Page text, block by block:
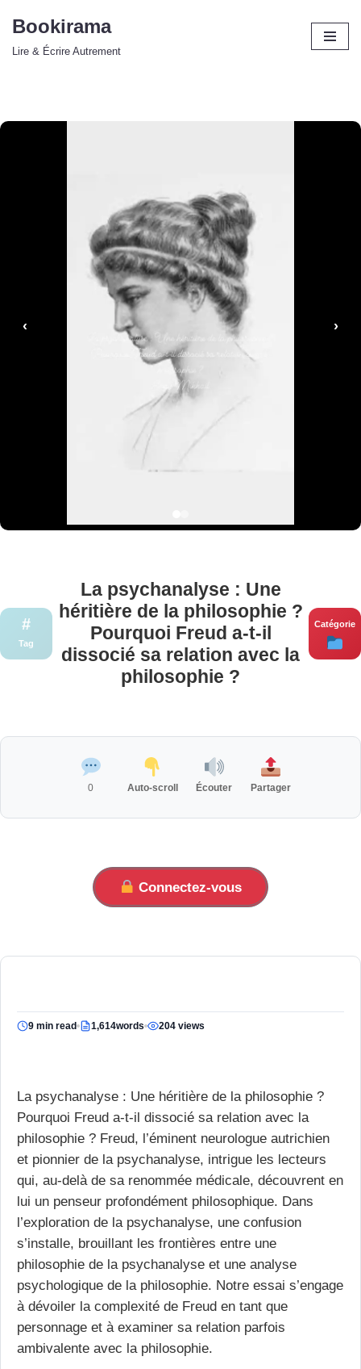
Bookirama
Lire & Écrire Autrement
‹ ›
#
Tag
La psychanalyse : Une
héritière de la philosophie ?
Pourquoi Freud a-t-il
dissocié sa relation avec la
philosophie ?
Catégorie
0 Auto-scroll Écouter Partager
Connectez-vous
9 min read 1,614words 204 views
La psychanalyse : Une héritière de la philosophie ?
Pourquoi Freud a-t-il dissocié sa relation avec la
philosophie ? Freud, l’éminent neurologue autrichien
et pionnier de la psychanalyse, intrigue les lecteurs
qui, au-delà de sa renommée médicale, découvrent en
lui un penseur profondément philosophique. Dans
l’exploration de la psychanalyse, une confusion
s’installe, brouillant les frontières entre une
philosophie de la psychanalyse et une analyse
psychologique de la philosophie. Notre essai s’engage
à dévoiler la complexité de Freud en tant que
personnage et à examiner sa relation parfois
ambivalente avec la philosophie.